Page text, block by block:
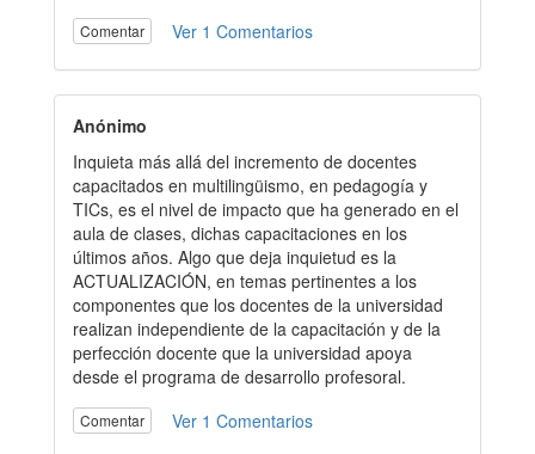
Comentar Ver 1 Comentarios
Anónimo
Inquieta más allá del incremento de docentes
capacitados en multilingüismo, en pedagogía y
TICs, es el nivel de impacto que ha generado en el
aula de clases, dichas capacitaciones en los
últimos años. Algo que deja inquietud es la
ACTUALIZACIÓN, en temas pertinentes a los
componentes que los docentes de la universidad
realizan independiente de la capacitación y de la
perfección docente que la universidad apoya
desde el programa de desarrollo profesoral.
Comentar Ver 1 Comentarios